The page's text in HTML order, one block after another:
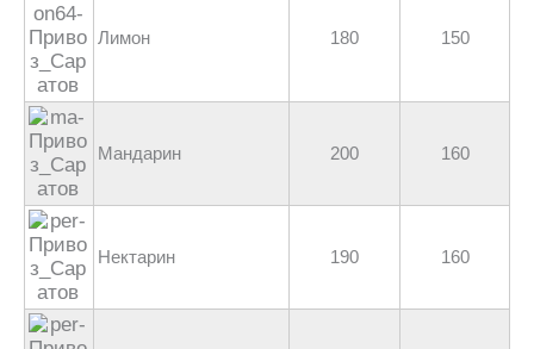
Лимон 180 150
Мандарин 200 160
Нектарин 190 160